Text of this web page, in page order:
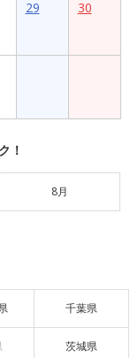
29 30
！
8月
千葉県
茨城県